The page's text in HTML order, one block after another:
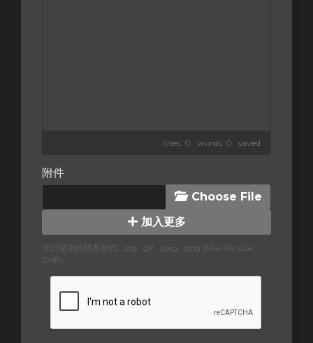
lines: 0 words: 0 saved
附件
Choose File
加入更多
允許使用的檔案格式: .jpg, .gif, .jpeg, .png (Max file size:
2MB)